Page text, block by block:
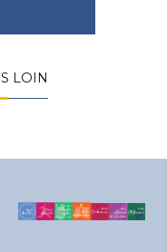
LOIN